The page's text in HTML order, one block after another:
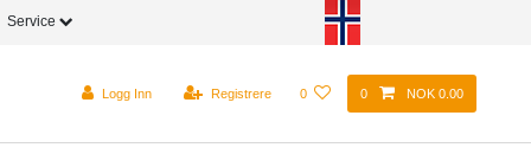
Service
Logg Inn Registrere 0 0 NOK 0.00